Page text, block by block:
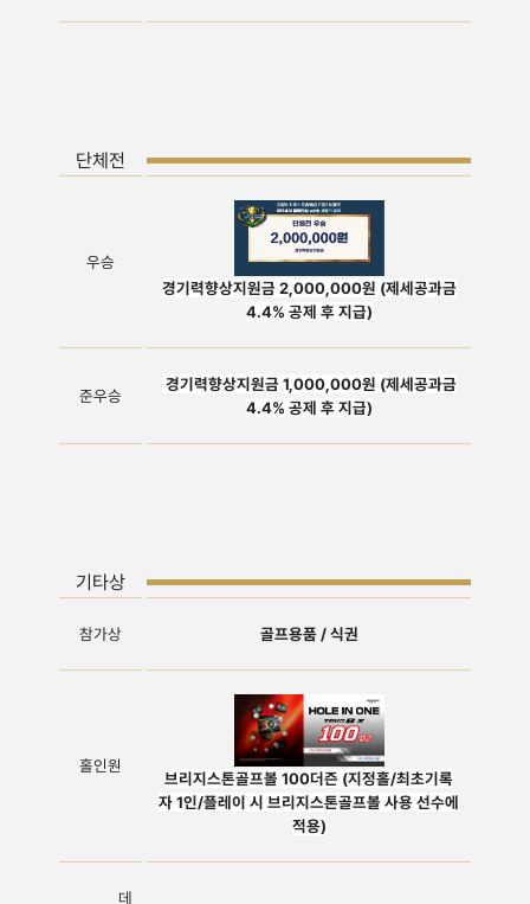
단체전
우승
경기력향상지원금 2,000,000원 (제세공과금
4.4% 공제 후 지급)
준우승
경기력향상지원금 1,000,000원 (제세공과금
4.4% 공제 후 지급)
기타상
참가상 골프용품 / 식권
홀인원
브리지스톤골프볼 100더즌 (지정홀/최초기록
자 1인/플레이 시 브리지스톤골프볼 사용 선수에
적용)
데